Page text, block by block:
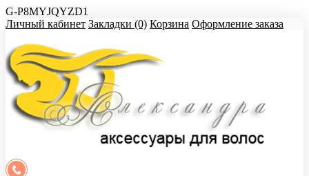
G-P8MYJQYZD1
Личный кабинет Закладки (0) Корзина Оформление заказа